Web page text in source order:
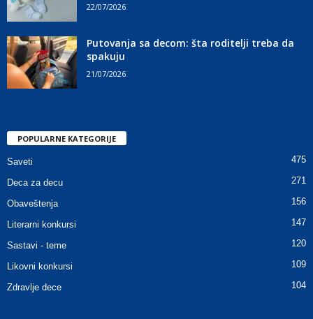
22/07/2026
Putovanja sa decom: šta roditelji treba da
spakuju
21/07/2026
POPULARNE KATEGORIJE
Saveti 475
Deca za decu 271
Obaveštenja 156
Literarni konkursi 147
Sastavi - teme 120
Likovni konkursi 109
Zdravlje dece 104